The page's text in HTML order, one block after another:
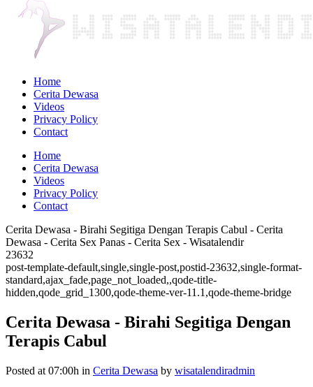
Home
Cerita Dewasa
Videos
Privacy Policy
Contact
Home
Cerita Dewasa
Videos
Privacy Policy
Contact
Cerita Dewasa - Birahi Segitiga Dengan Terapis Cabul - Cerita
Dewasa - Cerita Sex Panas - Cerita Sex - Wisatalendir
23632
post-template-default,single,single-post,postid-23632,single-format-
standard,ajax_fade,page_not_loaded,,qode-title-
hidden,qode_grid_1300,qode-theme-ver-11.1,qode-theme-bridge
Cerita Dewasa - Birahi Segitiga Dengan
Terapis Cabul
Posted at 07:00h in Cerita Dewasa by wisatalendiradmin